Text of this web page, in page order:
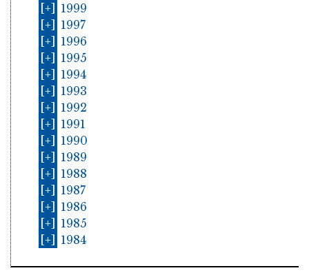
[+]
1999
[+]
1997
[+]
1996
[+]
1995
[+]
1994
[+]
1993
[+]
1992
[+]
1991
[+]
1990
[+]
1989
[+]
1988
[+]
1987
[+]
1986
[+]
1985
[+]
1984